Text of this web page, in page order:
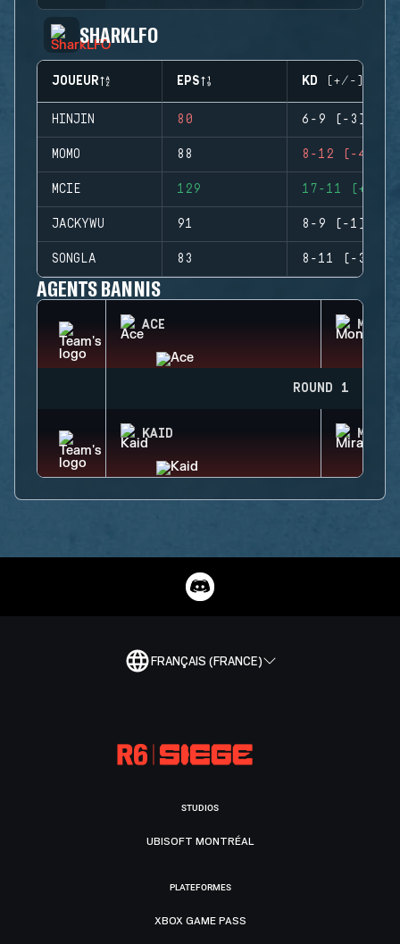
SHARKLFO
JOUEUR EPS KD (+/-)
HINJIN 80 6-9 (-3)
MOMO 88 8-12 (-4)
MCIE 129 17-11 (+6)
JACKYWU 91 8-9 (-1)
SONGLA 83 8-11 (-3)
AGENTS BANNIS
ACE
ROUND 1
KAID MIRA
FRANÇAIS (FRANCE)
STUDIOS
UBISOFT MONTRÉAL
PLATEFORMES
XBOX GAME PASS